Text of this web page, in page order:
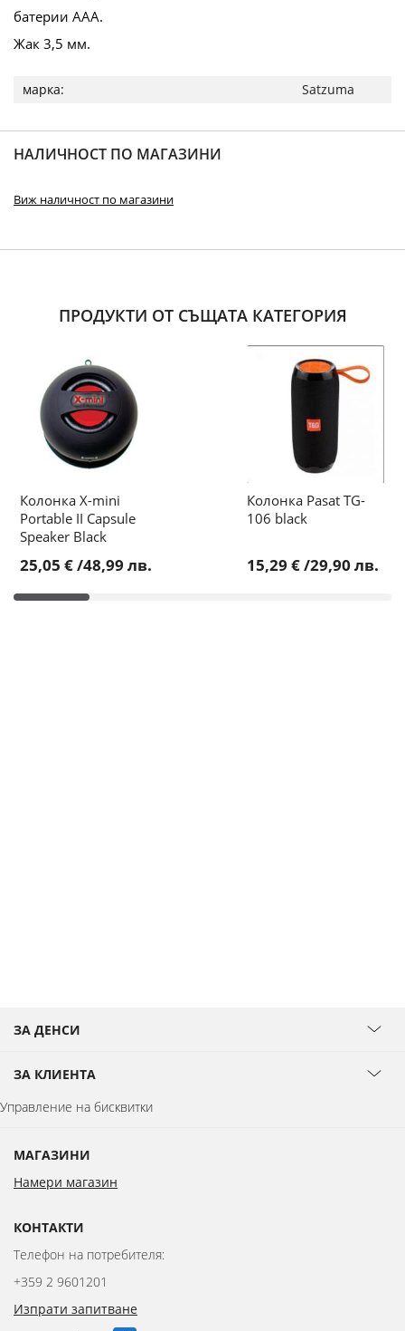
батерии ААА.
Жак 3,5 мм.
Повече
информация
Satzuma
НАЛИЧНОСТ ПО МАГАЗИНИ
Виж наличност по магазини
ПРОДУКТИ ОТ СЪЩАТА КАТЕГОРИЯ
Колонка X-mini
Portable II Capsule
Speaker Black
25,05 €/48,99 лв.
Колонка Pasat TG-
106 black
15,29 €/29,90 лв.
ЗА ДЕНСИ
ЗА КЛИЕНТА
Управление на бисквитки
МАГАЗИНИ
Намери магазин
КОНТАКТИ
Телефон на потребителя:
+359 2 9601201
Изпрати запитване